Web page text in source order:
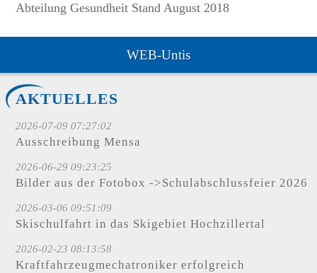
Abteilung Gesundheit Stand August 2018
WEB-Untis
AKTUELLES
2026-07-09 07:27:02
Ausschreibung Mensa
2026-06-29 09:23:25
Bilder aus der Fotobox ->Schulabschlussfeier 2026
2026-03-06 09:51:09
Skischulfahrt in das Skigebiet Hochzillertal
2026-02-23 08:13:58
Kraftfahrzeugmechatroniker erfolgreich